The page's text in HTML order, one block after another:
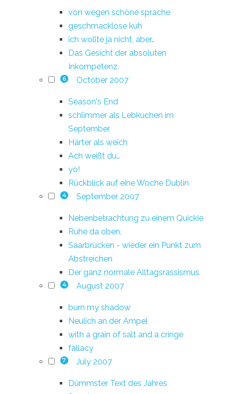
von wegen schöne sprache
geschmacklose kuh
ich wollte ja nicht, aber…
Das Gesicht der absoluten
Inkompetenz
6 October 2007
Season's End
schlimmer als Lebkuchen im
September
Härter als weich
Ach weißt du…
yo!
Rückblick auf eine Woche Dublin
4 September 2007
Nebenbetrachtung zu einem Quickie
Ruhe da oben.
Saarbrücken - wieder ein Punkt zum
Abstreichen
Der ganz normale Alltagsrassismus
4 August 2007
burn my shadow
Neulich an der Ampel
with a grain of salt and a cringe
fallacy
7 July 2007
Dümmster Text des Jahres